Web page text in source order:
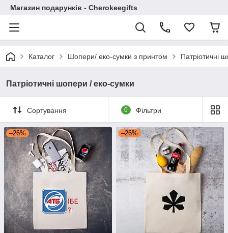
Магазин подарунків - Cherokeegifts
Каталог Шопери/ еко-сумки з принтом Патріотичні
Патріотичні шопери / еко-сумки
Сортування 0 Фільтри
–26% –26%